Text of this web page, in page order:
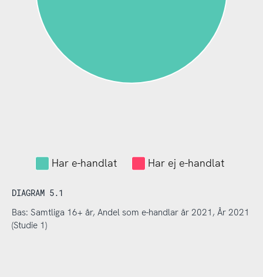
Har e-handlat Har ej e-handlat
DIAGRAM 5.1
Bas: Samtliga 16+ år, Andel som e-handlar år 2021, År 2021
(Studie 1)